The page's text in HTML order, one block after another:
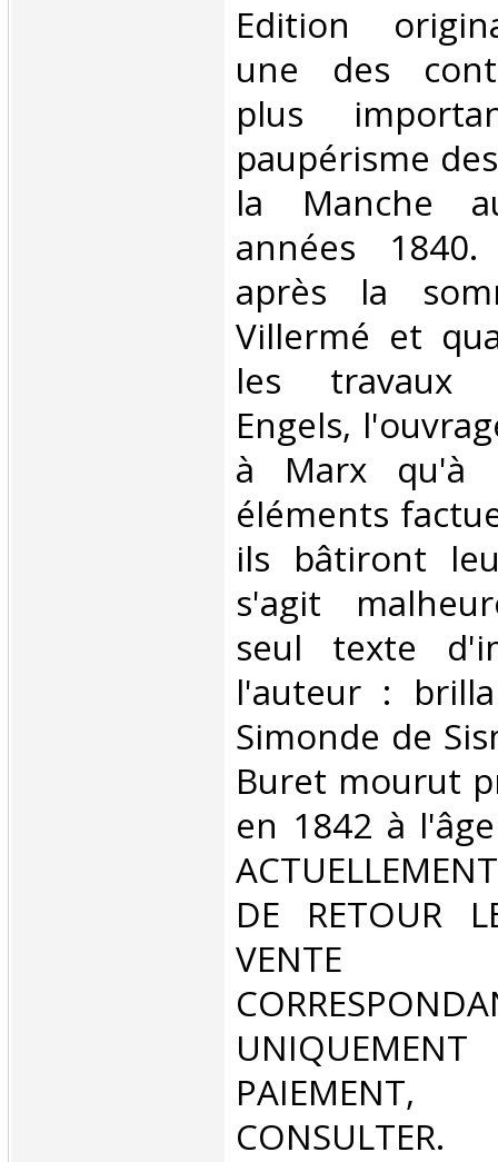
‎Edition
une des
plus
paupérisme
la Manche
années
après la
Villermé et
les travaux
Engels,
à Marx qu'à
éléments
ils bâtiront
s'agit
seul texte
l'auteur :
Simonde de
Buret mourut
en 1842 à
DE RETOUR
CONSULTER.‎